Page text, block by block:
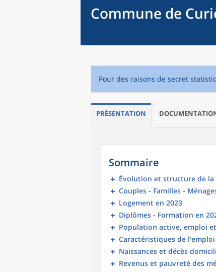
Commune de
Pour des raisons de secret
PRÉSENTATION
Sommaire
Évolution et structure de
Couples - Familles -
Logement en 2023
Diplômes - Formation en
Population active, emploi
Caractéristiques de l'emploi
Naissances et décès
Revenus et pauvreté des